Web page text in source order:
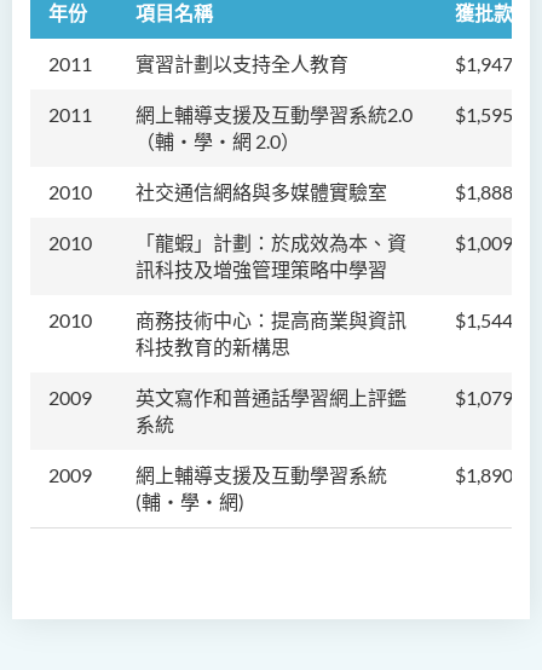
年份 項目名稱 獲批款項
2011 實習計劃以支持全人教育
2011
網上輔導支援及互動學習系統2.0
（輔‧學‧網 2.0）
2010 社交通信網絡與多媒體實驗室
2010
「龍蝦」計劃：於成效為本、資
訊科技及增強管理策略中學習
2010
商務技術中心：提高商業與資訊
科技教育的新構思
2009
英文寫作和普通話學習網上評鑑
系統
2009
網上輔導支援及互動學習系統
(輔‧學‧網)